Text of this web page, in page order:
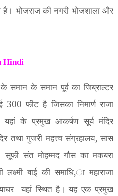
है। भोजराज की नगरी भोजशाला और
Hindi
समान के समान पूर्व का जिब्राल्टर
300 फीट है जिसका निमार्ण राजा
यहां के प्रमुख आकर्षण सूर्य मंदिर
तथा गुजरी महत्त्व संग्रहालय,सास
सूफी संत मोहम्मद गौस का मकबरा
बाई की समाधि,ा महाराजा
यहां स्थित है। यह एक प्रमुख